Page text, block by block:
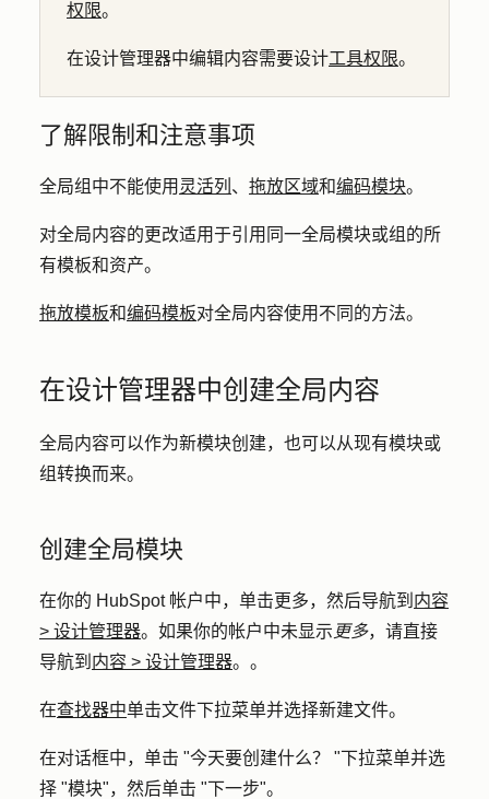
权限。
在设计管理器中编辑内容需要设计工具权限。
了解限制和注意事项
全局组中不能使用 灵活列 、 拖放区域和编码模块。
对全局内容的更改适用于引用同一全局模块或组的所
有模板和资产。
拖放模板和编码模板对全局内容使用不同的方法。
在设计管理器中创建全局内容
全局内容可以作为新模块创建，也可以从现有模块或
组转换而来。
创建全局模块
在你的 HubSpot 帐户中，单击更多，然后导航到 内容
> 设计管理器。如果你的帐户中未显示 更多，请直接
导航到 内容 > 设计管理器。。
在查找器中单击文件下拉菜单并选择新建文件。
在对话框中，单击 "今天要创建什么？ "下拉菜单并选
择 "模块"，然后单击 "下一步"。